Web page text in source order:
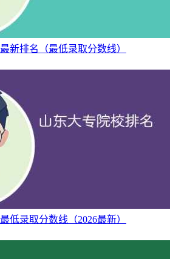
新排名（最低录取分数线）
低录取分数线（2026最新）